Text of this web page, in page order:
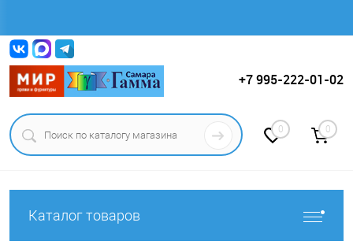
+7 995-222-01-02
0 0
Каталог товаров